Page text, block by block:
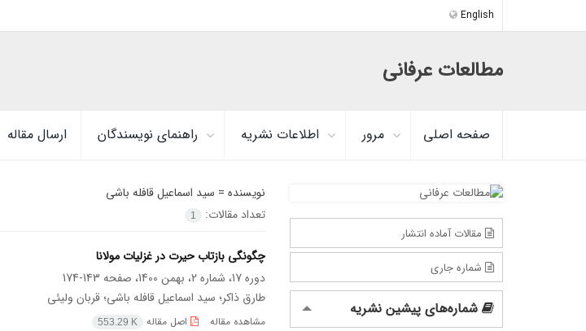
English
مطالعات عرفانی
صفحه اصلی مرور اطلاعات نشریه راهنمای نویسندگان ارسال مقاله
نویسنده = سید اسماعیل قافله باشی
تعداد مقالات:
1
چگونگی بازتاب حیرت در غزلیات مولانا
دوره 17، شماره 2، بهمن 1400، صفحه
143-174
طارق ذاکر؛ سید اسماعیل قافله باشی؛ قربان ولیئی
مشاهده مقاله اصل مقاله 553.29 K
مقالات آماده انتشار
شماره جاری
شماره‌های پیشین نشریه